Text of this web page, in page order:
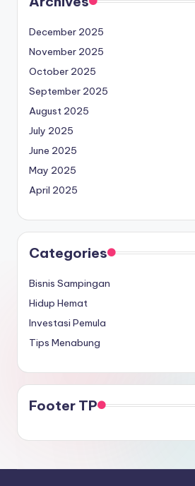
December 2025
November 2025
October 2025
September 2025
August 2025
July 2025
June 2025
May 2025
April 2025
Categories
Bisnis Sampingan
Hidup Hemat
Investasi Pemula
Tips Menabung
Footer TP